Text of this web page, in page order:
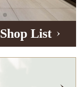
Shop List